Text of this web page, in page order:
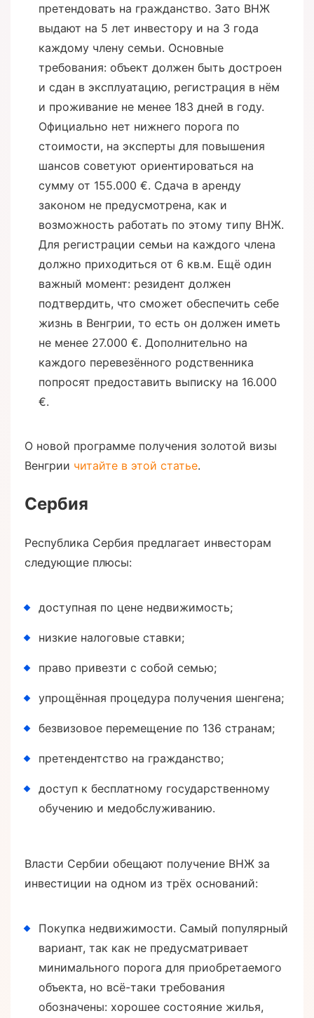
претендовать на гражданство. Зато ВНЖ
выдают на 5 лет инвестору и на 3 года
каждому члену семьи. Основные
требования: объект должен быть достроен
и сдан в эксплуатацию, регистрация в нём
и проживание не менее 183 дней в году.
Официально нет нижнего порога по
стоимости, на эксперты для повышения
шансов советуют ориентироваться на
сумму от 155.000 €. Сдача в аренду
законом не предусмотрена, как и
возможность работать по этому типу ВНЖ.
Для регистрации семьи на каждого члена
должно приходиться от 6 кв.м. Ещё один
важный момент: резидент должен
подтвердить, что сможет обеспечить себе
жизнь в Венгрии, то есть он должен иметь
не менее 27.000 €. Дополнительно на
каждого перевезённого родственника
попросят предоставить выписку на 16.000
€.
О новой программе получения золотой визы
Венгрии читайте в этой статье.
Сербия
Республика Сербия предлагает инвесторам
следующие плюсы:
доступная по цене недвижимость;
низкие налоговые ставки;
право привезти с собой семью;
упрощённая процедура получения шенгена;
безвизовое перемещение по 136 странам;
претендентство на гражданство;
доступ к бесплатному государственному
обучению и медобслуживанию.
Власти Сербии обещают получение ВНЖ за
инвестиции на одном из трёх оснований:
Покупка недвижимости. Самый популярный
вариант, так как не предусматривает
минимального порога для приобретаемого
объекта, но всё-таки требования
обозначены: хорошее состояние жилья,